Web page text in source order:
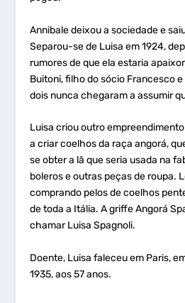
Annibale deixou a sociedade e
Separou-se de Luisa em 1924,
rumores de que ela estaria
Buitoni, filho do sócio Francesco e
dois nunca chegaram a assumir
Luisa criou outro
a criar coelhos da raça angorá,
se obter a lã que seria usada na
boleros e outras peças de roupa.
comprando pelos de coelhos
de toda a Itália. A griffe Angorá
chamar Luisa Spagnoli.
Doente, Luisa faleceu em Paris,
1935, aos 57 anos.